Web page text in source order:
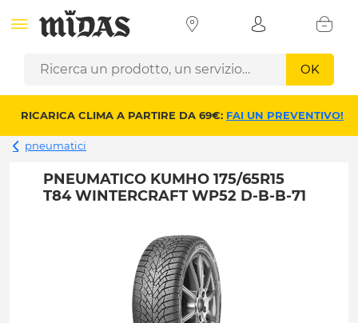
OK
RICARICA CLIMA A PARTIRE DA 69€: FAI UN PREVENTIVO!
pneumatici
PNEUMATICO KUMHO 175/65R15
T84 WINTERCRAFT WP52 D-B-B-71